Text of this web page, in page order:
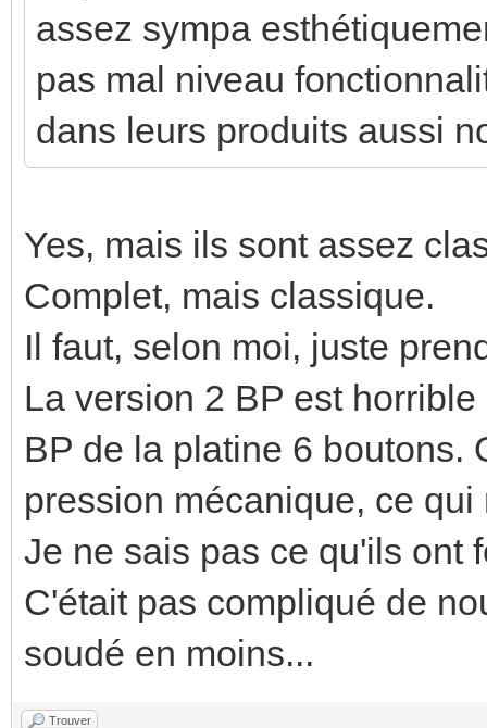
assez sympa
pas mal niveau
dans leurs produits aussi
Yes, mais ils sont assez
Complet, mais classique.
Il faut, selon moi, juste
La version 2 BP est
BP de la platine 6 boutons.
pression mécanique, ce
Je ne sais pas ce qu'ils ont
C'était pas compliqué de
soudé en moins...
Trouver